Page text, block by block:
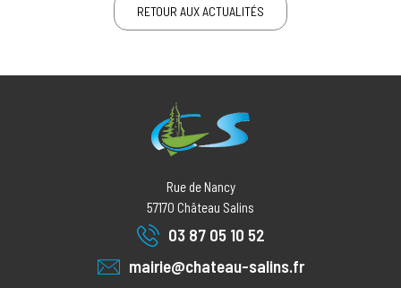
RETOUR AUX ACTUALITÉS
Rue de Nancy
57170 Château Salins
03 87 05 10 52
mairie@chateau-salins.fr